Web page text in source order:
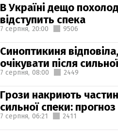
В Україні дещо
відступить спека
7 серпня, 20:00 9506
Синоптикиня
очікувати після
7 серпня, 08:00 2449
Грози накриють
сильної спеки:
7 серпня, 06:21 2411